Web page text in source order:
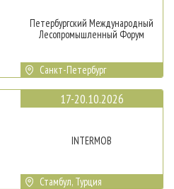
Петербургский Международный
Лесопромышленный Форум
Санкт-Петербург
17-20.10.2026
INTERMOB
Стамбул, Турция